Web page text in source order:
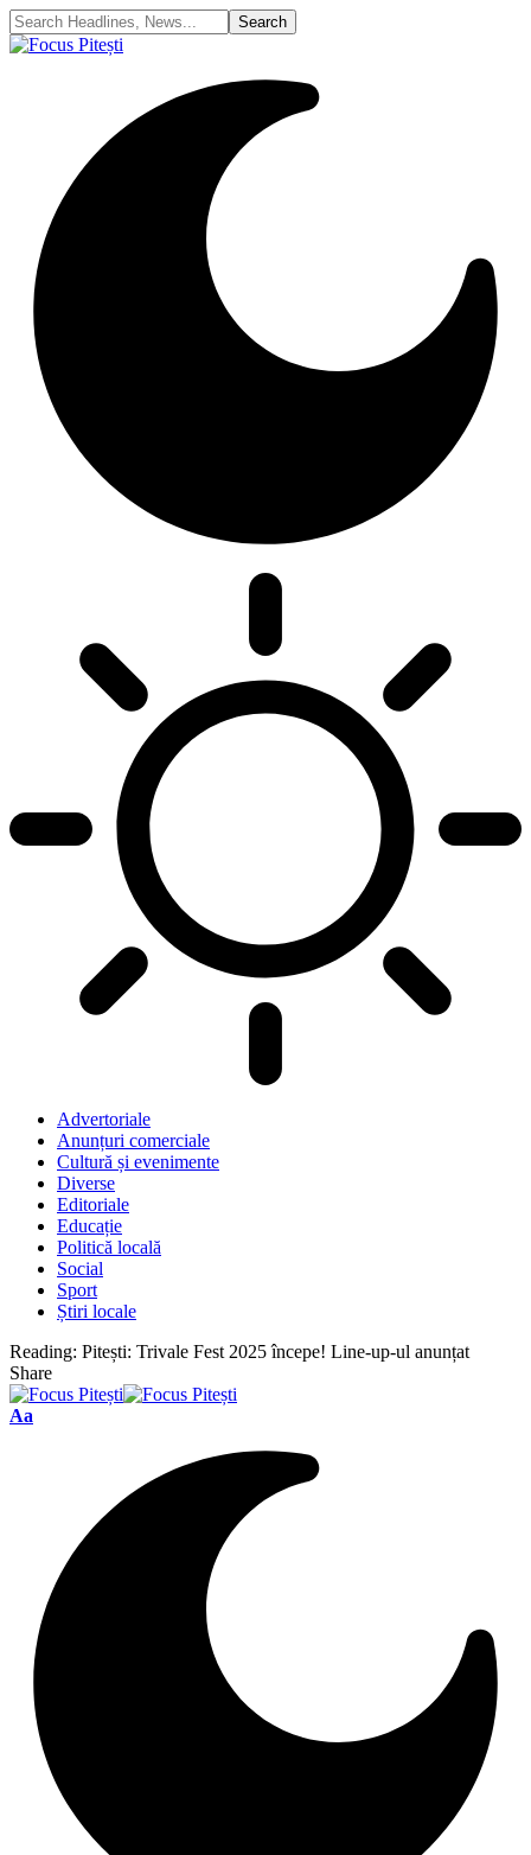
Advertoriale
Anunțuri comerciale
Cultură și evenimente
Diverse
Editoriale
Educație
Politică locală
Social
Sport
Știri locale
Reading: Pitești: Trivale Fest 2025 începe! Line-up-ul anunțat
Share
Font
Aa